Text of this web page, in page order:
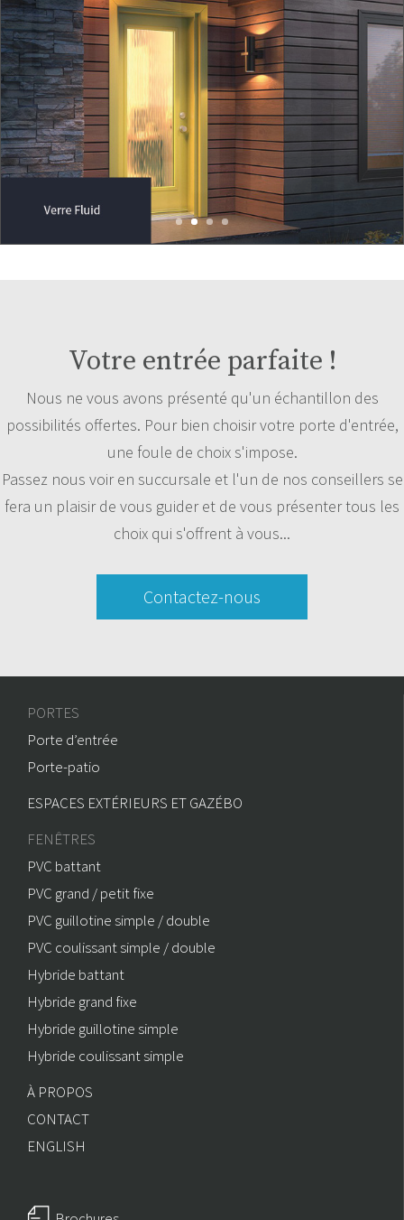
Votre entrée parfaite !
Nous ne vous avons présenté qu'un échantillon des
possibilités offertes. Pour bien choisir votre porte d'entrée,
une foule de choix s'impose.
Passez nous voir en succursale et l'un de nos conseillers se
fera un plaisir de vous guider et de vous présenter tous les
choix qui s'offrent à vous...
Contactez-nous
PORTES
Porte d’entrée
Porte-patio
ESPACES EXTÉRIEURS ET GAZÉBO
FENÊTRES
PVC battant
PVC grand / petit fixe
PVC guillotine simple / double
PVC coulissant simple / double
Hybride battant
Hybride grand fixe
Hybride guillotine simple
Hybride coulissant simple
À PROPOS
CONTACT
ENGLISH